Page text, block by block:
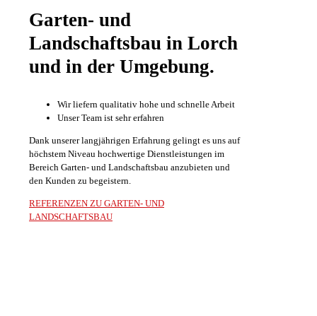
Garten- und
Landschaftsbau in Lorch
und in der Umgebung.
Wir liefern qualitativ hohe und schnelle Arbeit
Unser Team ist sehr erfahren
Dank unserer langjährigen Erfahrung gelingt es uns auf
höchstem Niveau hochwertige Dienstleistungen im
Bereich Garten- und Landschaftsbau anzubieten und
den Kunden zu begeistern.
REFERENZEN ZU GARTEN- UND
LANDSCHAFTSBAU